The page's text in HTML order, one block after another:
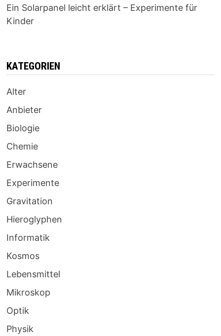
Ein Solarpanel leicht erklärt – Experimente für
Kinder
KATEGORIEN
Alter
Anbieter
Biologie
Chemie
Erwachsene
Experimente
Gravitation
Hieroglyphen
Informatik
Kosmos
Lebensmittel
Mikroskop
Optik
Physik